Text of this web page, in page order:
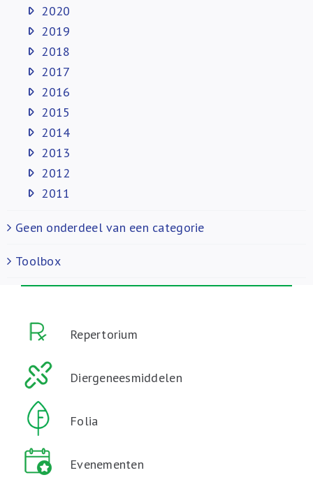
2020
2019
2018
2017
2016
2015
2014
2013
2012
2011
Geen onderdeel van een categorie
Toolbox
Repertorium
Diergeneesmiddelen
Folia
Evenementen